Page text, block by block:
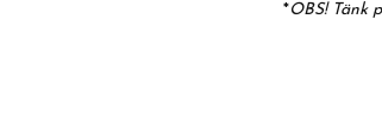
*OBS! Tänk